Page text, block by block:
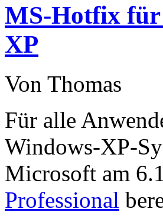
MS-Hotfix für
XP
Von Thomas
Für alle
Windows-XP-
Microsoft am
Professional